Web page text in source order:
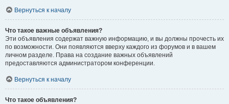
Вернуться к началу
Что такое важные объявления?
Эти объявления содержат важную информацию, и вы должны прочесть их
по возможности. Они появляются вверху каждого из форумов и в вашем
личном разделе. Права на создание важных объявлений
предоставляются администратором конференции.
Вернуться к началу
Что такое объявления?